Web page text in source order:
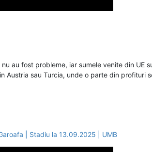
au fost probleme, iar sumele venite din UE
sau Turcia, unde o parte din profituri
| Stadiu la 13.09.2025 | UMB